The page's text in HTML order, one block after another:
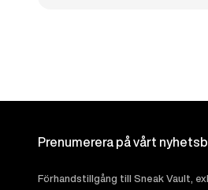
Prenumerera på vårt
Förhandstillgång till Sneak Vault,